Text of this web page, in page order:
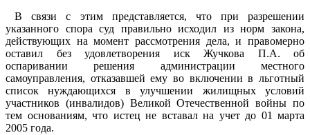
В связи с этим представляется, что при разрешении
указанного спора суд правильно исходил из норм закона,
действующих на момент рассмотрения дела, и правомерно
оставил без удовлетворения иск Жучкова П.А. об
оспаривании решения администрации местного
самоуправления, отказавшей ему во включении в льготный
список нуждающихся в улучшении жилищных условий
участников (инвалидов) Великой Отечественной войны по
тем основаниям, что истец не вставал на учет до 01 марта
2005 года.